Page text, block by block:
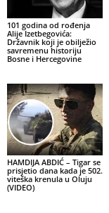
101 godina od rođenja
Alije Izetbegovića:
Državnik koji je obilježio
savremenu historiju
Bosne i Hercegovine
HAMDIJA ABDIĆ – Tigar se
prisjetio dana kada je 502.
viteška krenula u Oluju
(VIDEO)